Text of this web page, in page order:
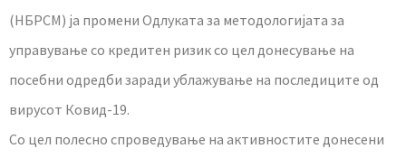
(НБРСМ) ја промени Одлуката за методологијата за
управување со кредитен ризик со цел донесување на
посебни одредби заради ублажување на последиците од
вирусот Ковид-19.
Со цел полесно спроведување на активностите донесени